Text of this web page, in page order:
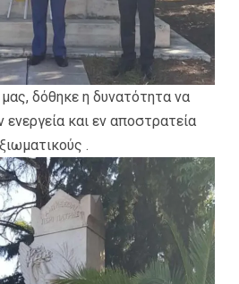
δόθηκε η δυνατότητα να
ενεργεία και εν αποστρατεία
.